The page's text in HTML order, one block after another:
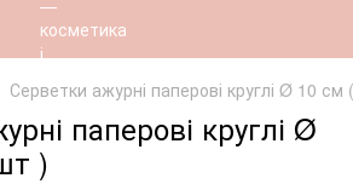
Серветки ажурні паперові круглі Ø 10
паперові круглі Ø
)